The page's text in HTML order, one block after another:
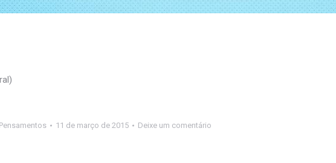
Pensamentos 11 de março de 2015 Deixe um comentário